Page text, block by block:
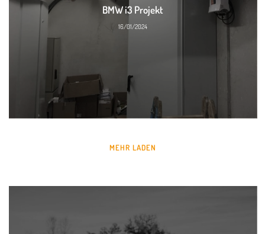
BMW i3 Projekt
16/01/2024
MEHR LADEN